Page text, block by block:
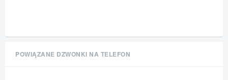
POWIĄZANE DZWONKI NA TELEFON